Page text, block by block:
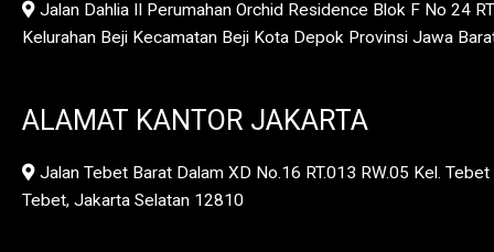
Jalan Dahlia II Perumahan Orchid Residence Blok F No 24
Kelurahan Beji Kecamatan Beji Kota Depok Provinsi Jawa
ALAMAT KANTOR JAKARTA
Jalan Tebet Barat Dalam XD No.16 RT.013 RW.05 Kel.
Tebet, Jakarta Selatan 12810